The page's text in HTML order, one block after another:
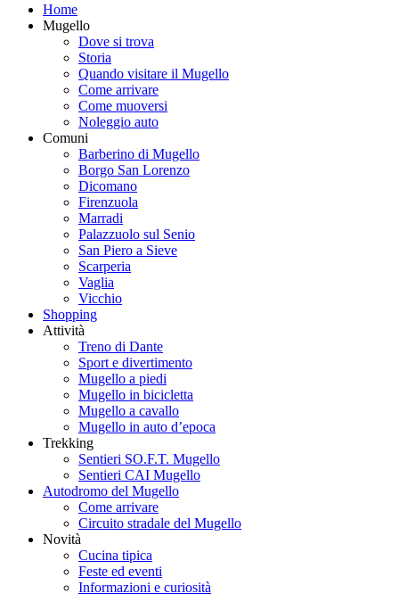
Home
Mugello
Dove si trova
Storia
Quando visitare il Mugello
Come arrivare
Come muoversi
Noleggio auto
Comuni
Barberino di Mugello
Borgo San Lorenzo
Dicomano
Firenzuola
Marradi
Palazzuolo sul Senio
San Piero a Sieve
Scarperia
Vaglia
Vicchio
Shopping
Attività
Treno di Dante
Sport e divertimento
Mugello a piedi
Mugello in bicicletta
Mugello a cavallo
Mugello in auto d’epoca
Trekking
Sentieri SO.F.T. Mugello
Sentieri CAI Mugello
Autodromo del Mugello
Come arrivare
Circuito stradale del Mugello
Novità
Cucina tipica
Feste ed eventi
Informazioni e curiosità